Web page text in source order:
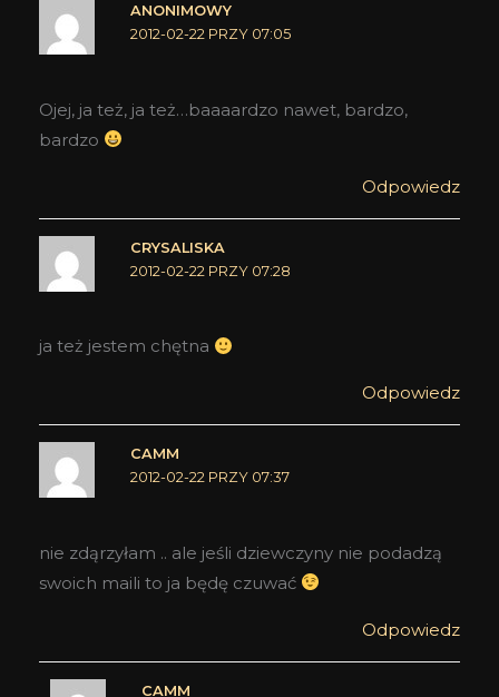
ANONIMOWY
2012-02-22 PRZY 07:05
Ojej, ja też, ja też…baaaardzo nawet, bardzo,
bardzo
Odpowiedz
CRYSALISKA
2012-02-22 PRZY 07:28
ja też jestem chętna
Odpowiedz
CAMM
2012-02-22 PRZY 07:37
nie zdąrzyłam .. ale jeśli dziewczyny nie podadzą
swoich maili to ja będę czuwać
Odpowiedz
CAMM